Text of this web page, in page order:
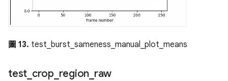
圖 13. test_burst_sameness_manual_plot_means
test crop_ region raw